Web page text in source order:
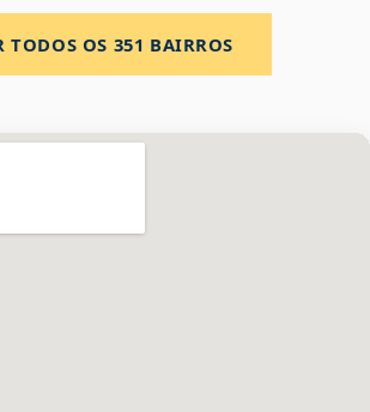
TODOS OS 351 BAIRROS